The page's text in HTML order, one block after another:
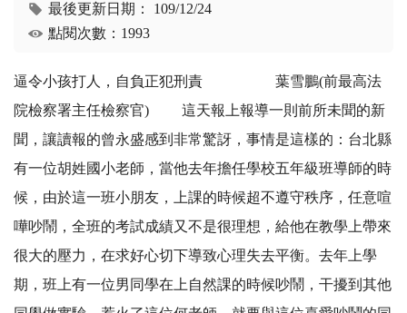
最後更新日期： 109/12/24
點閱次數：1993
逼令小孩打人，自負正犯刑責 葉雪鵬(前最高法
院檢察署主任檢察官) 這天報上報導一則前所未聞的新
聞，讓讀報的曾永盛感到非常驚訝，事情是這樣的：台北縣
有一位胡姓國小老師，當他去年擔任學校五年級班導師的時
候，由於這一班小朋友，上課的時候超不遵守秩序，任意喧
嘩吵鬧，全班的考試成績又不是很理想，給他在教學上帶來
很大的壓力，在求好心切下導致心理失去平衡。去年上學
期，班上有一位男同學在上自然課的時候吵鬧，干擾到其他